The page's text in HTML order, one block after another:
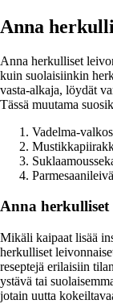
Anna
Anna herkulliset
kuin suolaisiinkin
vasta-alkaja, löydät
Tässä muutama
Vadelma-
Anna
Mikäli kaipaat lisää
herkulliset
reseptejä erilaisiin
ystävä tai
jotain uutta